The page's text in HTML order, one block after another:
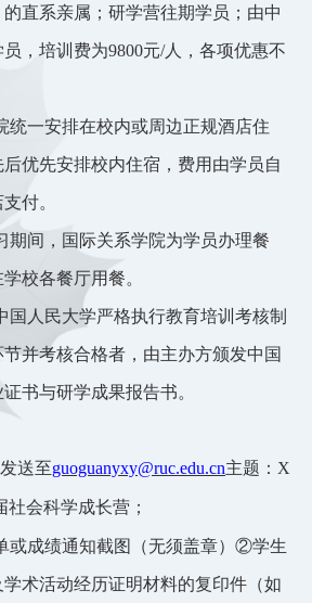
直系亲属；研学营往期学员；由中
员 ，培训费为9800元/人，各项优惠不
统一安排在校内或周边正规酒店住
优先安排校内住宿， 费用由学员自
付。
期间，国际关系学院为学员办理餐
校各餐厅用餐。
国人民大学严格执行教育培训考核制
并考核合格者，由主办方颁发中国
书与研学成果报告书。
送至guoguanyxy@ruc.edu.cn主题： X
社会科学成长营；
或成绩通知截图（无须盖章）②学生
术活动经历证明材料的复印件（如